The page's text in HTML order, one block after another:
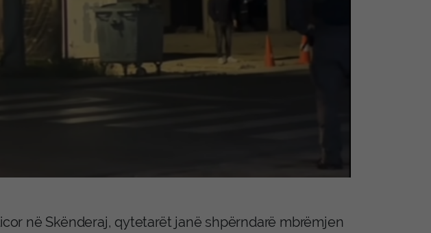
në Skënderaj, qytetarët janë shpërndarë mbrëmjen